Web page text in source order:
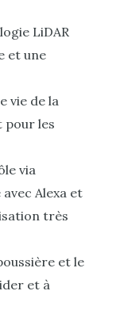
LiDAR
et une
vie de la
pour les
via
Alexa et
très
et le
et à